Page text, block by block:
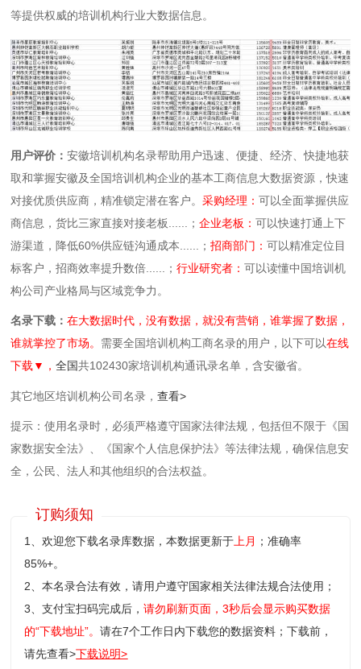
等提供权威的培训机构行业大数据信息。
用户评价：安徽培训机构名录帮助用户迅速、便捷、经济、快捷地获
取和掌握安徽及全国培训机构企业的基本工商信息大数据资源，快速
对接优质供应商，精准锁定潜在客户。采购经理：可以全面掌握供应
商信息，货比三家直接对接老板......；企业老板：可以快速打通上下
游渠道，降低60%供应链沟通成本......；招商部门：可以精准定位目
标客户，招商效率提升数倍......；行业研究者：可以读懂中国培训机
构公司产业格局与区域竞争力。
名录下载：在大数据时代，没有数据，就没有营销，谁掌握了数据，
谁就掌控了市场。 需要全国培训机构工商名录的用户，以下可以在线
下载▼，全国共102430家培训机构通讯录名单，含安徽省。
其它地区培训机构公司名录，查看>
提示：使用名录时，必须严格遵守国家法律法规，包括但不限于《国
家数据安全法》、《国家个人信息保护法》等‌法律法规，确保信息安
全，公民、法人和其他组织的合法权益。
订购须知
1、欢迎您下载名录库数据，本数据更新于 上月 ；准确率
85%+。
2、本名录合法有效，请用户遵守国家相关法律法规合法使用；
3、支付宝扫码完成后，请勿刷新页面，3秒后会显示购买数据
的“下载地址”。请在7个工作日内下载您的数据资料；下载前，
请先查看>下载说明>